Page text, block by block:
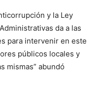
y la Ley
da a las
para intervenir en este
públicos locales y
mismas” abundó